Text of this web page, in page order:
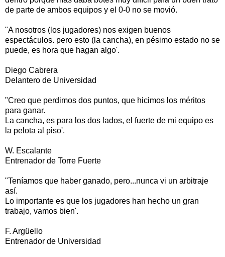
de parte de ambos equipos y el 0-0 no se movió.
"A nosotros (los jugadores) nos exigen buenos
espectáculos. pero esto (la cancha), en pésimo estado no se
puede, es hora que hagan algo'.
Diego Cabrera
Delantero de Universidad
"Creo que perdimos dos puntos, que hicimos los méritos
para ganar.
La cancha, es para los dos lados, el fuerte de mi equipo es
la pelota al piso'.
W. Escalante
Entrenador de Torre Fuerte
"Teníamos que haber ganado, pero...nunca vi un arbitraje
así.
Lo importante es que los jugadores han hecho un gran
trabajo, vamos bien'.
F. Argüello
Entrenador de Universidad